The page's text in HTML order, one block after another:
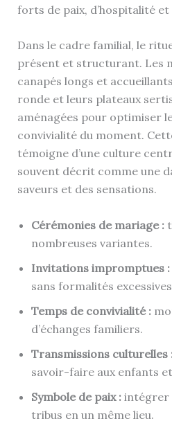
forts de paix, d’hospitalité
Dans le cadre familial, le
présent et structurant. Les
canapés longs et
ronde et leurs plateaux
aménagées pour optimiser
convivialité du moment.
témoigne d’une culture
souvent décrit comme une
saveurs et des sensations.
Cérémonies de mariage :
nombreuses variantes.
Invitations impromptues :
sans formalités
Temps de convivialité :
d’échanges familiers.
Transmissions culturelles
savoir-faire aux enfants
Symbole de paix :intégrer
tribus en un même lieu.